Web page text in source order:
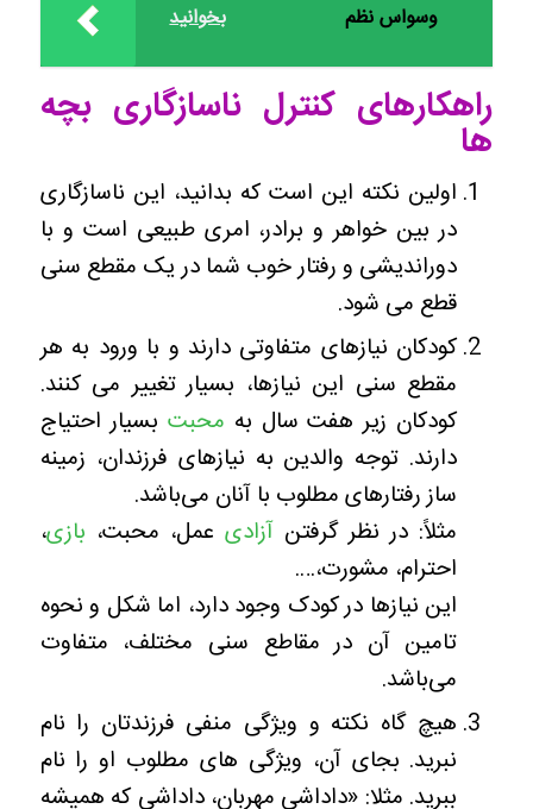
بخوانید وسواس نظم
راهکارهای کنترل ناسازگاری بچه
ها
اولین نکته این است که بدانید، این ناسازگاری
در بین خواهر و برادر، امری طبیعی است و با
دوراندیشی و رفتار خوب شما در یک مقطع سنی
قطع می شود.
کودکان نیازهای متفاوتی دارند و با ورود به هر
مقطع سنی این نیازها، بسیار تغییر می کنند.
کودکان زیر هفت سال به محبت بسیار احتیاج
دارند. توجه والدین به نیازهای فرزندان، زمینه
ساز رفتارهای مطلوب با آنان می‌باشد.
مثلاً: در نظر گرفتنآزادی عمل، محبت، بازی،
احترام، مشورت،….
این نیازها در کودک وجود دارد، اما شکل و نحوه
تامین آن در مقاطع سنی مختلف، متفاوت
می‌باشد.
هیچ گاه نکته و ویژگی منفی فرزندتان را نام
نبرید. بجای آن، ویژگی های مطلوب او را نام
ببرید. مثلا: «داداشی مهربان، داداشی که همیشه